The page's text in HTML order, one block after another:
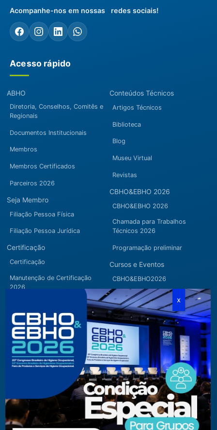
Acompanhe-nos em nossas redes sociais!
Acesso rápido
ABHO
Diretoria, Conselhos, Comitês e
Regionais
Documentos Institucionais
Membros
Membros Certificados
Parceiros 2026
Seja Membro
Filiação Pessoa Física
Filiação Pessoa Jurídica
Certificação
Certificação
Manutenção de Certificação
2026
Conteúdos Técnicos
Artigos Técnicos
Biblioteca
Blog
Museu Virtual
Revistas
CBHO&EBHO 2026
CBHO&EBHO 2026
Chamada para Trabalhos
Técnicos 2026
Programação preliminar
Cursos e Eventos
CBHO&EBHO2026
Cursos Modulares
Eventos Apoiados
Eventos Regionais
Loja
Fone/Fax: